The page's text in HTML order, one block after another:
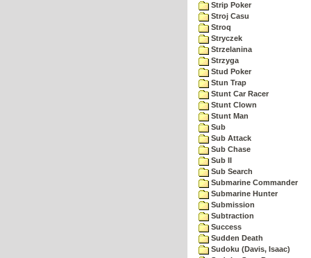
Strip Poker
Stroj Casu
Stroq
Stryczek
Strzelanina
Strzyga
Stud Poker
Stun Trap
Stunt Car Racer
Stunt Clown
Stunt Man
Sub
Sub Attack
Sub Chase
Sub II
Sub Search
Submarine Commander
Submarine Hunter
Submission
Subtraction
Success
Sudden Death
Sudoku (Davis, Isaac)